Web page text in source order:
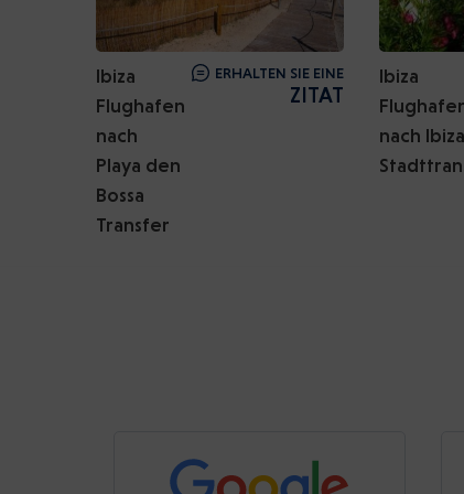
Ibiza
Flughafen
nach
Playa den
Bossa
Transfer
ERHALTEN SIE EINE
ZITAT
Ibiza
nach Ibiza